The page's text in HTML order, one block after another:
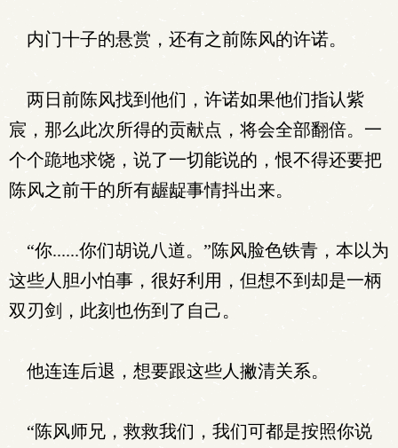
内门十子的悬赏，还有之前陈风的许诺。
两日前陈风找到他们，许诺如果他们指认紫
宸，那么此次所得的贡献点，将会全部翻倍。一
个个跪地求饶，说了一切能说的，恨不得还要把
陈风之前干的所有龌龊事情抖出来。
“你......你们胡说八道。”陈风脸色铁青，本以为
这些人胆小怕事，很好利用，但想不到却是一柄
双刃剑，此刻也伤到了自己。
他连连后退，想要跟这些人撇清关系。
“陈风师兄，救救我们，我们可都是按照你说